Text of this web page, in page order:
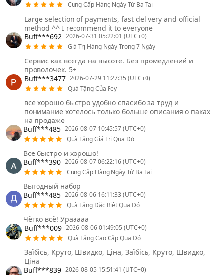
Cung Cấp Hàng Ngày Từ Ba Tai
Large selection of payments, fast delivery and official
method ^^ I recommend it to everyone
Buff***692 2026-07-31 05:22:01 (UTC+0)
Giá Trị Hàng Ngày Trong 7 Ngày
Сервис как всегда на высоте. Без промедлений и
проволочек. 5+
Buff***3477 2026-07-29 11:27:35 (UTC+0)
Quà Tặng Của Fey
все хорошо быстро удобно спасибо за труд и
понимание хотелось только больше описания о паках
на продаже
Buff***485 2026-08-07 10:45:57 (UTC+0)
Quà Tặng Giá Trị Quạ Đỏ
Все быстро и хорошо!
Buff***390 2026-08-07 06:22:16 (UTC+0)
Cung Cấp Hàng Ngày Từ Ba Tai
Выгодный набор
Buff***485 2026-08-06 16:11:33 (UTC+0)
Quà Tặng Đặc Biệt Quạ Đỏ
Чётко всё! Урааааа
Buff***009 2026-08-06 01:49:05 (UTC+0)
Quà Tặng Cao Cấp Quạ Đỏ
Заїбісь, Круто, Швидко, Ціна, Заїбісь, Круто, Швидко,
Ціна
Buff***839 2026-08-05 15:51:41 (UTC+0)